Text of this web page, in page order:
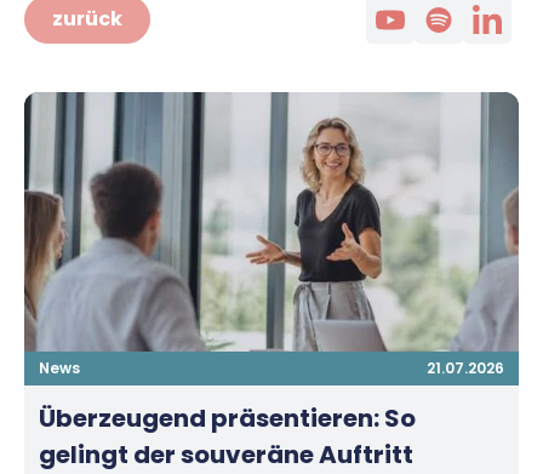
zurück
21.07.2026
News
Überzeugend präsentieren: So
gelingt der souveräne Auftritt